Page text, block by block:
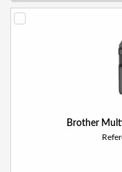
Brother